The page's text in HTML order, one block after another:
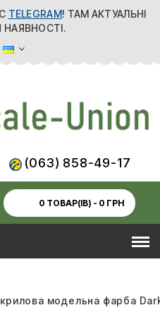
TELEGRAM! ТАМ АКТУАЛЬНІ
(063) 858-49-17
0 ТОВАР(ІВ) - 0 ГРН
модельна фарба